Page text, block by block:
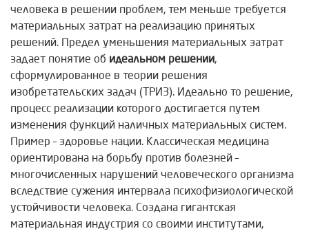
человека в решении проблем, тем меньше требуется
материальных затрат на реализацию принятых
решений. Предел уменьшения материальных затрат
задает понятие об идеальном решении,
сформулированное в теории решения
изобретательских задач (ТРИЗ). Идеально то решение,
процесс реализации которого достигается путем
изменения функций наличных материальных систем.
Пример – здоровье нации. Классическая медицина
ориентирована на борьбу против болезней –
многочисленных нарушений человеческого организма
вследствие сужения интервала психофизиологической
устойчивости человека. Создана гигантская
материальная индустрия со своими институтами,